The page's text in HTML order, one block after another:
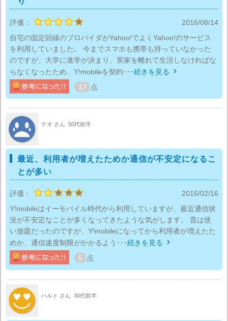
評価：
2016/08/14
自宅の固定回線のプロバイダがYahoo!でよくYahoo!のサービス
を利用していました。 今までスマホも携帯も持っていなかった
のですが、大学に進学が決まり、実家を離れて生活しなければな
らなくなったため、Y!mobileを契約･･･続きを見る 
17 点
テオ さん 50代前半
最近、利用者が増えたためか通信が不安定になるこ
とが多い
評価：
2016/02/16
Y!mobileはイーモバイル時代から利用していますが、最近通信状
況が不安定なことが多くなってきたような気がします。 昔は使
い放題だったのですが、Y!mobileになってから利用者が増えたた
めか、通信速度制限がかかるよう･･･続きを見る 
5 点
ハルト さん 30代前半